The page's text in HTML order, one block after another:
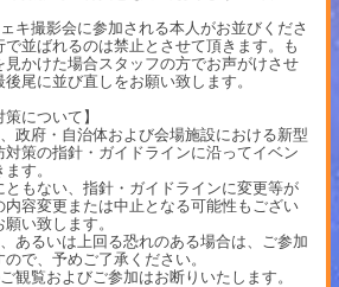
キ撮影会に参加される本人がお並びくださ
並ばれるのは禁止とさせて頂きます。も
見かけた場合スタッフの方でお声がけさせ
尾に並び直しをお願い致します。
について】
政府・自治体および会場施設における新型
対策の指針・ガイドラインに沿ってイベン
す。
もない、指針・ガイドラインに変更等が
容変更または中止となる可能性もござい
い致します。
あるいは上回る恐れのある場合は、ご参加
で、予めご了承ください。
観覧およびご参加はお断りいたします。